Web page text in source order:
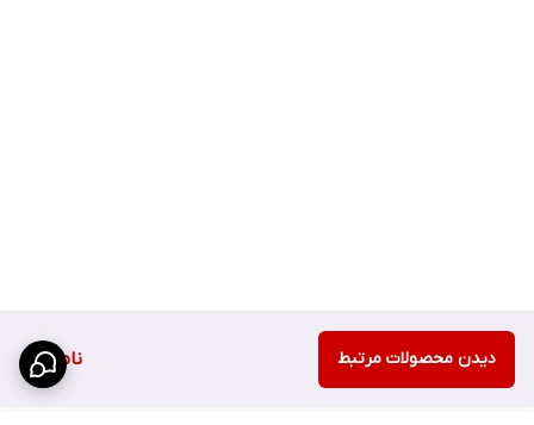
ناموجود دیدن محصولات مرتبط